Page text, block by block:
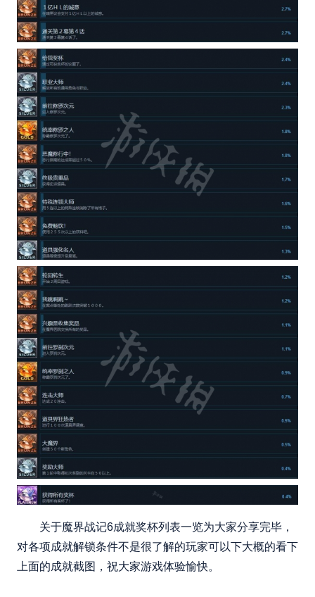
关于魔界战记6成就奖杯列表一览为大家分享完毕，
对各项成就解锁条件不是很了解的玩家可以下大概的看下
上面的成就截图，祝大家游戏体验愉快。